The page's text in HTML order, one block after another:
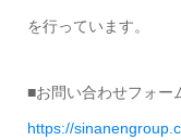
を行っています。
■お問い合わせフォー
https://